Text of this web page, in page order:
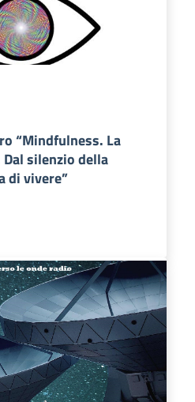
“Mindfulness. La
silenzio della
di vivere”